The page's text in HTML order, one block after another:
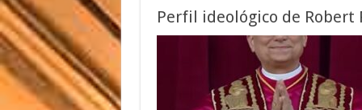
Perfil ideológico de Robert